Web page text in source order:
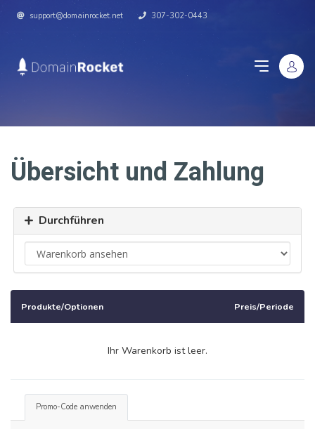
support@domainrocket.net 307-302-0443
Übersicht und Zahlung
Durchführen
Produkte/Optionen Preis/Periode
Ihr Warenkorb ist leer.
Promo-Code anwenden